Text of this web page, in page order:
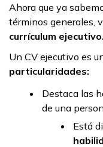
Ahora que ya
términos generales,
currículum ejecutivo.
Un CV ejecutivo es
particularidades:
Destaca las
de una
Está